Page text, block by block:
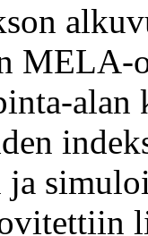
MELA-
alan